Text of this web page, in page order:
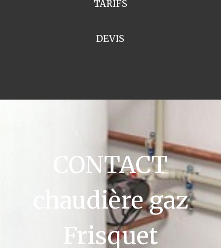
TARIFS
DEVIS
CONTACT
chaudière gaz
Frisquet